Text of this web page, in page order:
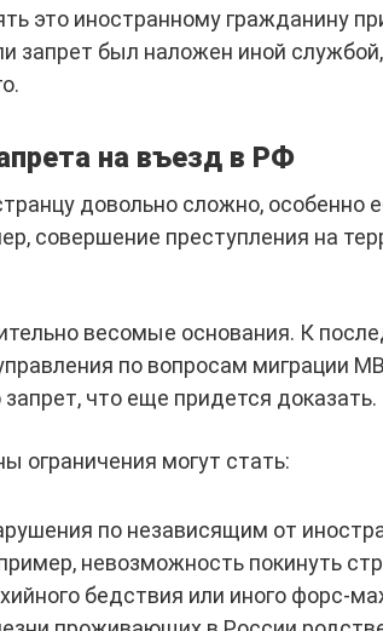
это иностранному гражданину
запрет был наложен иной службой,
на въезд в РФ
довольно сложно, особенно
совершение преступления на
весомые основания. К
по вопросам миграции
что еще придется доказать.
ограничения могут стать:
по независящим от
невозможность покинуть
бедствия или иного форс-